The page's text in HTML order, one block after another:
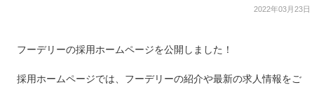
2022年03月23日
フーデリーの採用ホームページを公開しました！
採用ホームページでは、フーデリーの紹介や最新の求人情報をご